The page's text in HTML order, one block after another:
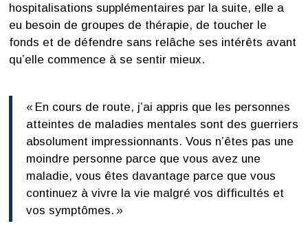
hospitalisations supplémentaires par la suite, elle a
eu besoin de groupes de thérapie, de toucher le
fonds et de défendre sans relâche ses intérêts avant
qu’elle commence à se sentir mieux.
« En cours de route, j’ai appris que les personnes
atteintes de maladies mentales sont des guerriers
absolument impressionnants. Vous n’êtes pas une
moindre personne parce que vous avez une
maladie, vous êtes davantage parce que vous
continuez à vivre la vie malgré vos difficultés et
vos symptômes. »